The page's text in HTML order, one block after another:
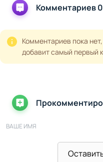
Комментариев 0
Комментариев пока
добавит самый первый
ВАШЕ ИМЯ